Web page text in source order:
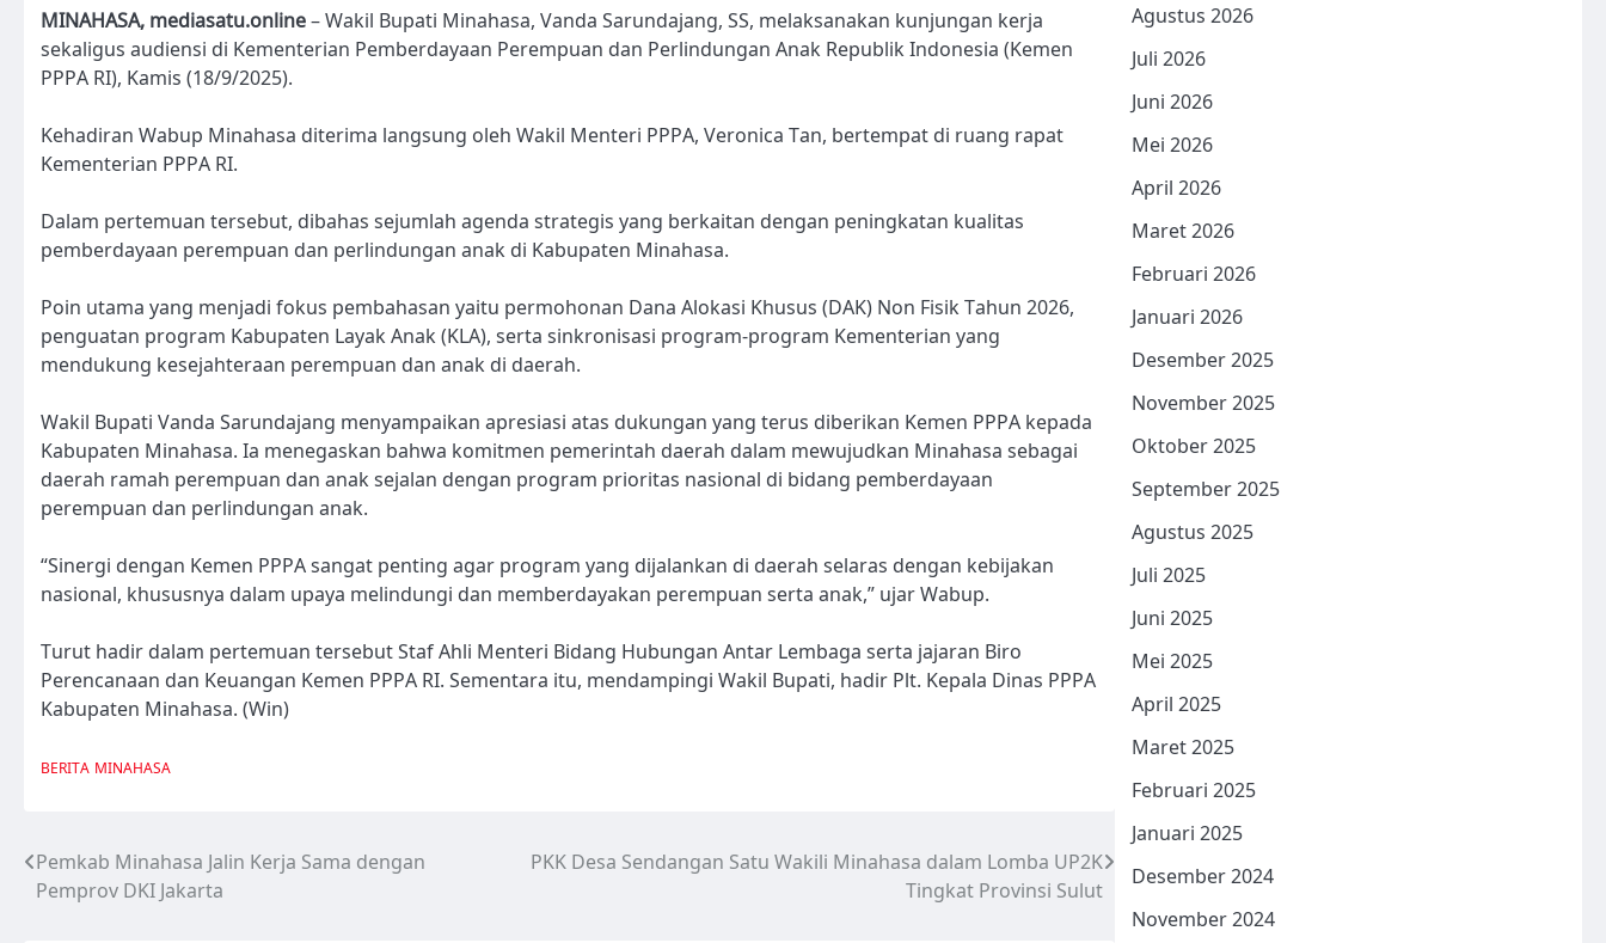
MINAHASA, mediasatu.online– Wakil Bupati Minahasa, Vanda Sarundajang, SS, melaksanakan kunjungan kerja
sekaligus audiensi di Kementerian Pemberdayaan Perempuan dan Perlindungan Anak Republik Indonesia (Kemen
PPPA RI), Kamis (18/9/2025).
Kehadiran Wabup Minahasa diterima langsung oleh Wakil Menteri PPPA, Veronica Tan, bertempat di ruang rapat
Kementerian PPPA RI.
Dalam pertemuan tersebut, dibahas sejumlah agenda strategis yang berkaitan dengan peningkatan kualitas
pemberdayaan perempuan dan perlindungan anak di Kabupaten Minahasa.
Poin utama yang menjadi fokus pembahasan yaitu permohonan Dana Alokasi Khusus (DAK) Non Fisik Tahun 2026,
penguatan program Kabupaten Layak Anak (KLA), serta sinkronisasi program-program Kementerian yang
mendukung kesejahteraan perempuan dan anak di daerah.
Wakil Bupati Vanda Sarundajang menyampaikan apresiasi atas dukungan yang terus diberikan Kemen PPPA kepada
Kabupaten Minahasa. Ia menegaskan bahwa komitmen pemerintah daerah dalam mewujudkan Minahasa sebagai
daerah ramah perempuan dan anak sejalan dengan program prioritas nasional di bidang pemberdayaan
perempuan dan perlindungan anak.
“Sinergi dengan Kemen PPPA sangat penting agar program yang dijalankan di daerah selaras dengan kebijakan
nasional, khususnya dalam upaya melindungi dan memberdayakan perempuan serta anak,” ujar Wabup.
Turut hadir dalam pertemuan tersebut Staf Ahli Menteri Bidang Hubungan Antar Lembaga serta jajaran Biro
Perencanaan dan Keuangan Kemen PPPA RI. Sementara itu, mendampingi Wakil Bupati, hadir Plt. Kepala Dinas PPPA
Kabupaten Minahasa. (Win)
BERITA MINAHASA
Navigasi
Pemkab Minahasa Jalin Kerja Sama dengan
Pemprov DKI Jakarta
PKK Desa Sendangan Satu Wakili Minahasa dalam Lomba UP2K
Tingkat Provinsi Sulut
Agustus 2026
Juli 2026
Juni 2026
Mei 2026
April 2026
Maret 2026
Februari 2026
Januari 2026
Desember 2025
November 2025
Oktober 2025
September 2025
Agustus 2025
Juli 2025
Juni 2025
Mei 2025
April 2025
Maret 2025
Februari 2025
Januari 2025
Desember 2024
November 2024